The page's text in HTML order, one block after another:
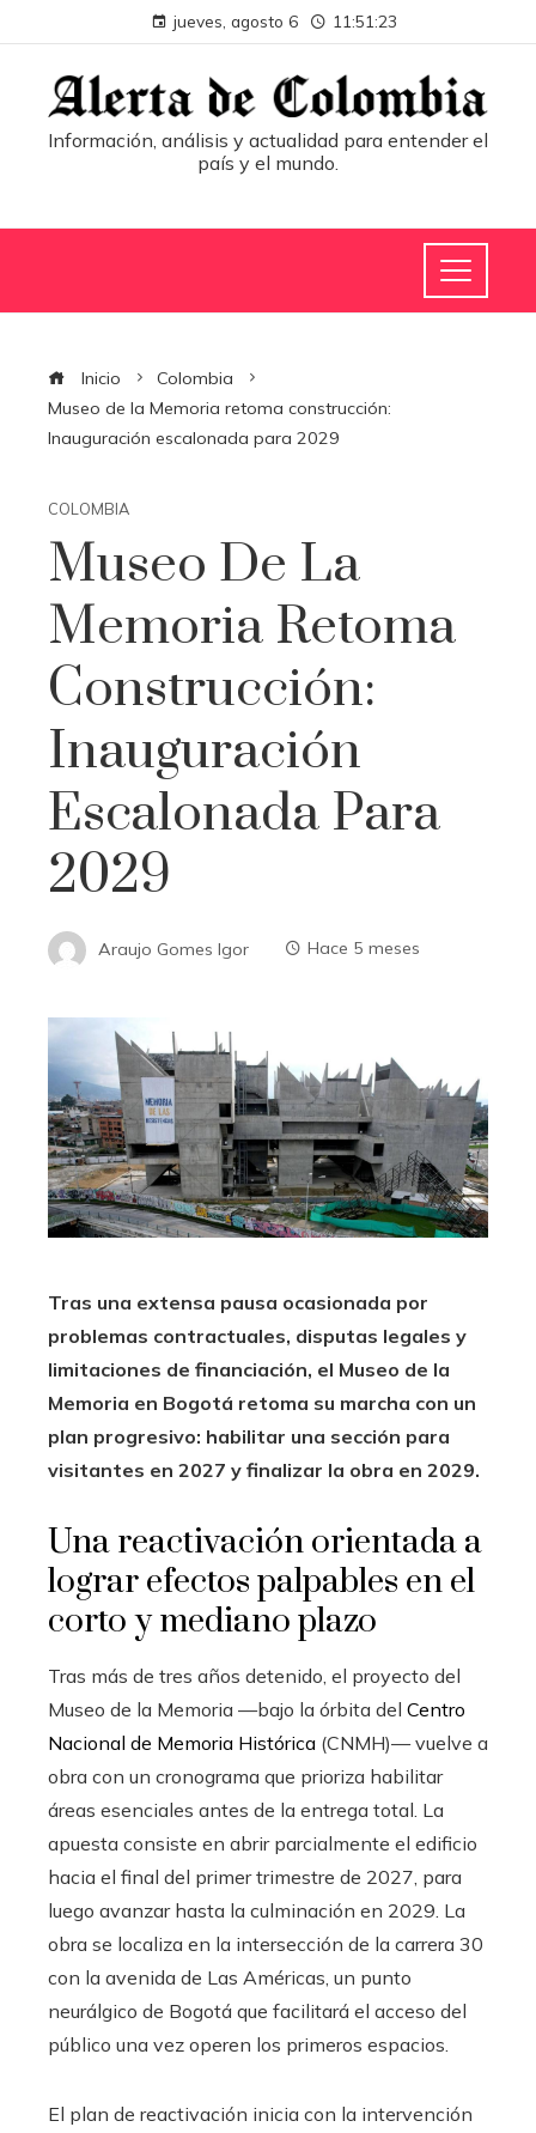
jueves, agosto 6 11:51:24
Información, análisis y actualidad para entender el
país y el mundo.
Inicio
Colombia
Museo de la Memoria retoma construcción:
Inauguración escalonada para 2029
COLOMBIA
Museo De La
Memoria Retoma
Construcción:
Inauguración
Escalonada Para
2029
Araujo Gomes Igor Hace 5 meses
Tras una extensa pausa ocasionada por
problemas contractuales, disputas legales y
limitaciones de financiación, el Museo de la
Memoria en Bogotá retoma su marcha con un
plan progresivo: habilitar una sección para
visitantes en 2027 y finalizar la obra en 2029.
Una reactivación orientada a
lograr efectos palpables en el
corto y mediano plazo
Tras más de tres años detenido, el proyecto del
Museo de la Memoria —bajo la órbita del Centro
Nacional de Memoria Histórica (CNMH)— vuelve a
obra con un cronograma que prioriza habilitar
áreas esenciales antes de la entrega total. La
apuesta consiste en abrir parcialmente el edificio
hacia el final del primer trimestre de 2027, para
luego avanzar hasta la culminación en 2029. La
obra se localiza en la intersección de la carrera 30
con la avenida de Las Américas, un punto
neurálgico de Bogotá que facilitará el acceso del
público una vez operen los primeros espacios.
El plan de reactivación inicia con la intervención